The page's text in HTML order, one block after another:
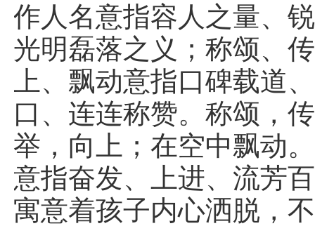
作人名意指容人之量、
光明磊落之义；称颂、
上、飘动意指口碑载道
口、连连称赞。称颂，
举，向上；在空中飘动
意指奋发、上进、流芳
寓意着孩子内心洒脱，